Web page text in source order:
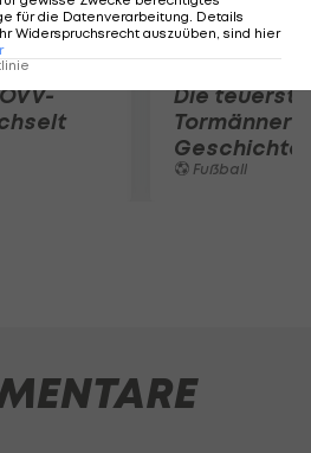
Die
Tormänner
Geschichte
Fußball
für die Datenverarbeitung. Details
Widerspruchsrecht auszuüben, sind hier